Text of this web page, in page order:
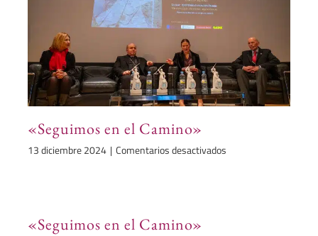
«Seguimos en el Camino»
13 diciembre 2024 | Comentarios desactivadosen
«Seguimos en el Camino»